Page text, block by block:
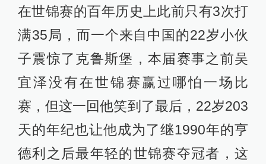
在世锦赛的百年历史上此前只有3次打
满35局，而一个来自中国的22岁小伙
子震惊了克鲁斯堡，本届赛事之前吴
宜泽没有在世锦赛赢过哪怕一场比
赛，但这一回他笑到了最后，22岁203
天的年纪也让他成为了继1990年的亨
德利之后最年轻的世锦赛夺冠者，这